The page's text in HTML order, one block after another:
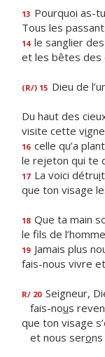
13 Pourquoi as-
Tous les
14 le sanglier
et les bêtes des
(R/) 15 Dieu de
Du haut des
visite cette vi
16 celle qu’a plant
le rejeton qui te
17 La voici détrui
que ton visage
18 Que ta main
le fils de
19 Jamais plus
fais-nous vivre
R/ 20 Seigneur,
fais-nous
que ton visage
et nous sero